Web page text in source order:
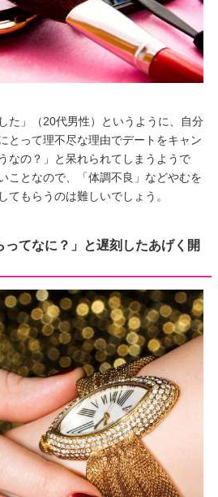
た」（20代男性）というように、自分
とって理不尽な理由でデートをキャン
なの？」と呆れられてしまうようで
ことなので、「体調不良」などやむを
てもらうのは難しいでしょう。
ってなに？」と遅刻したあげく開